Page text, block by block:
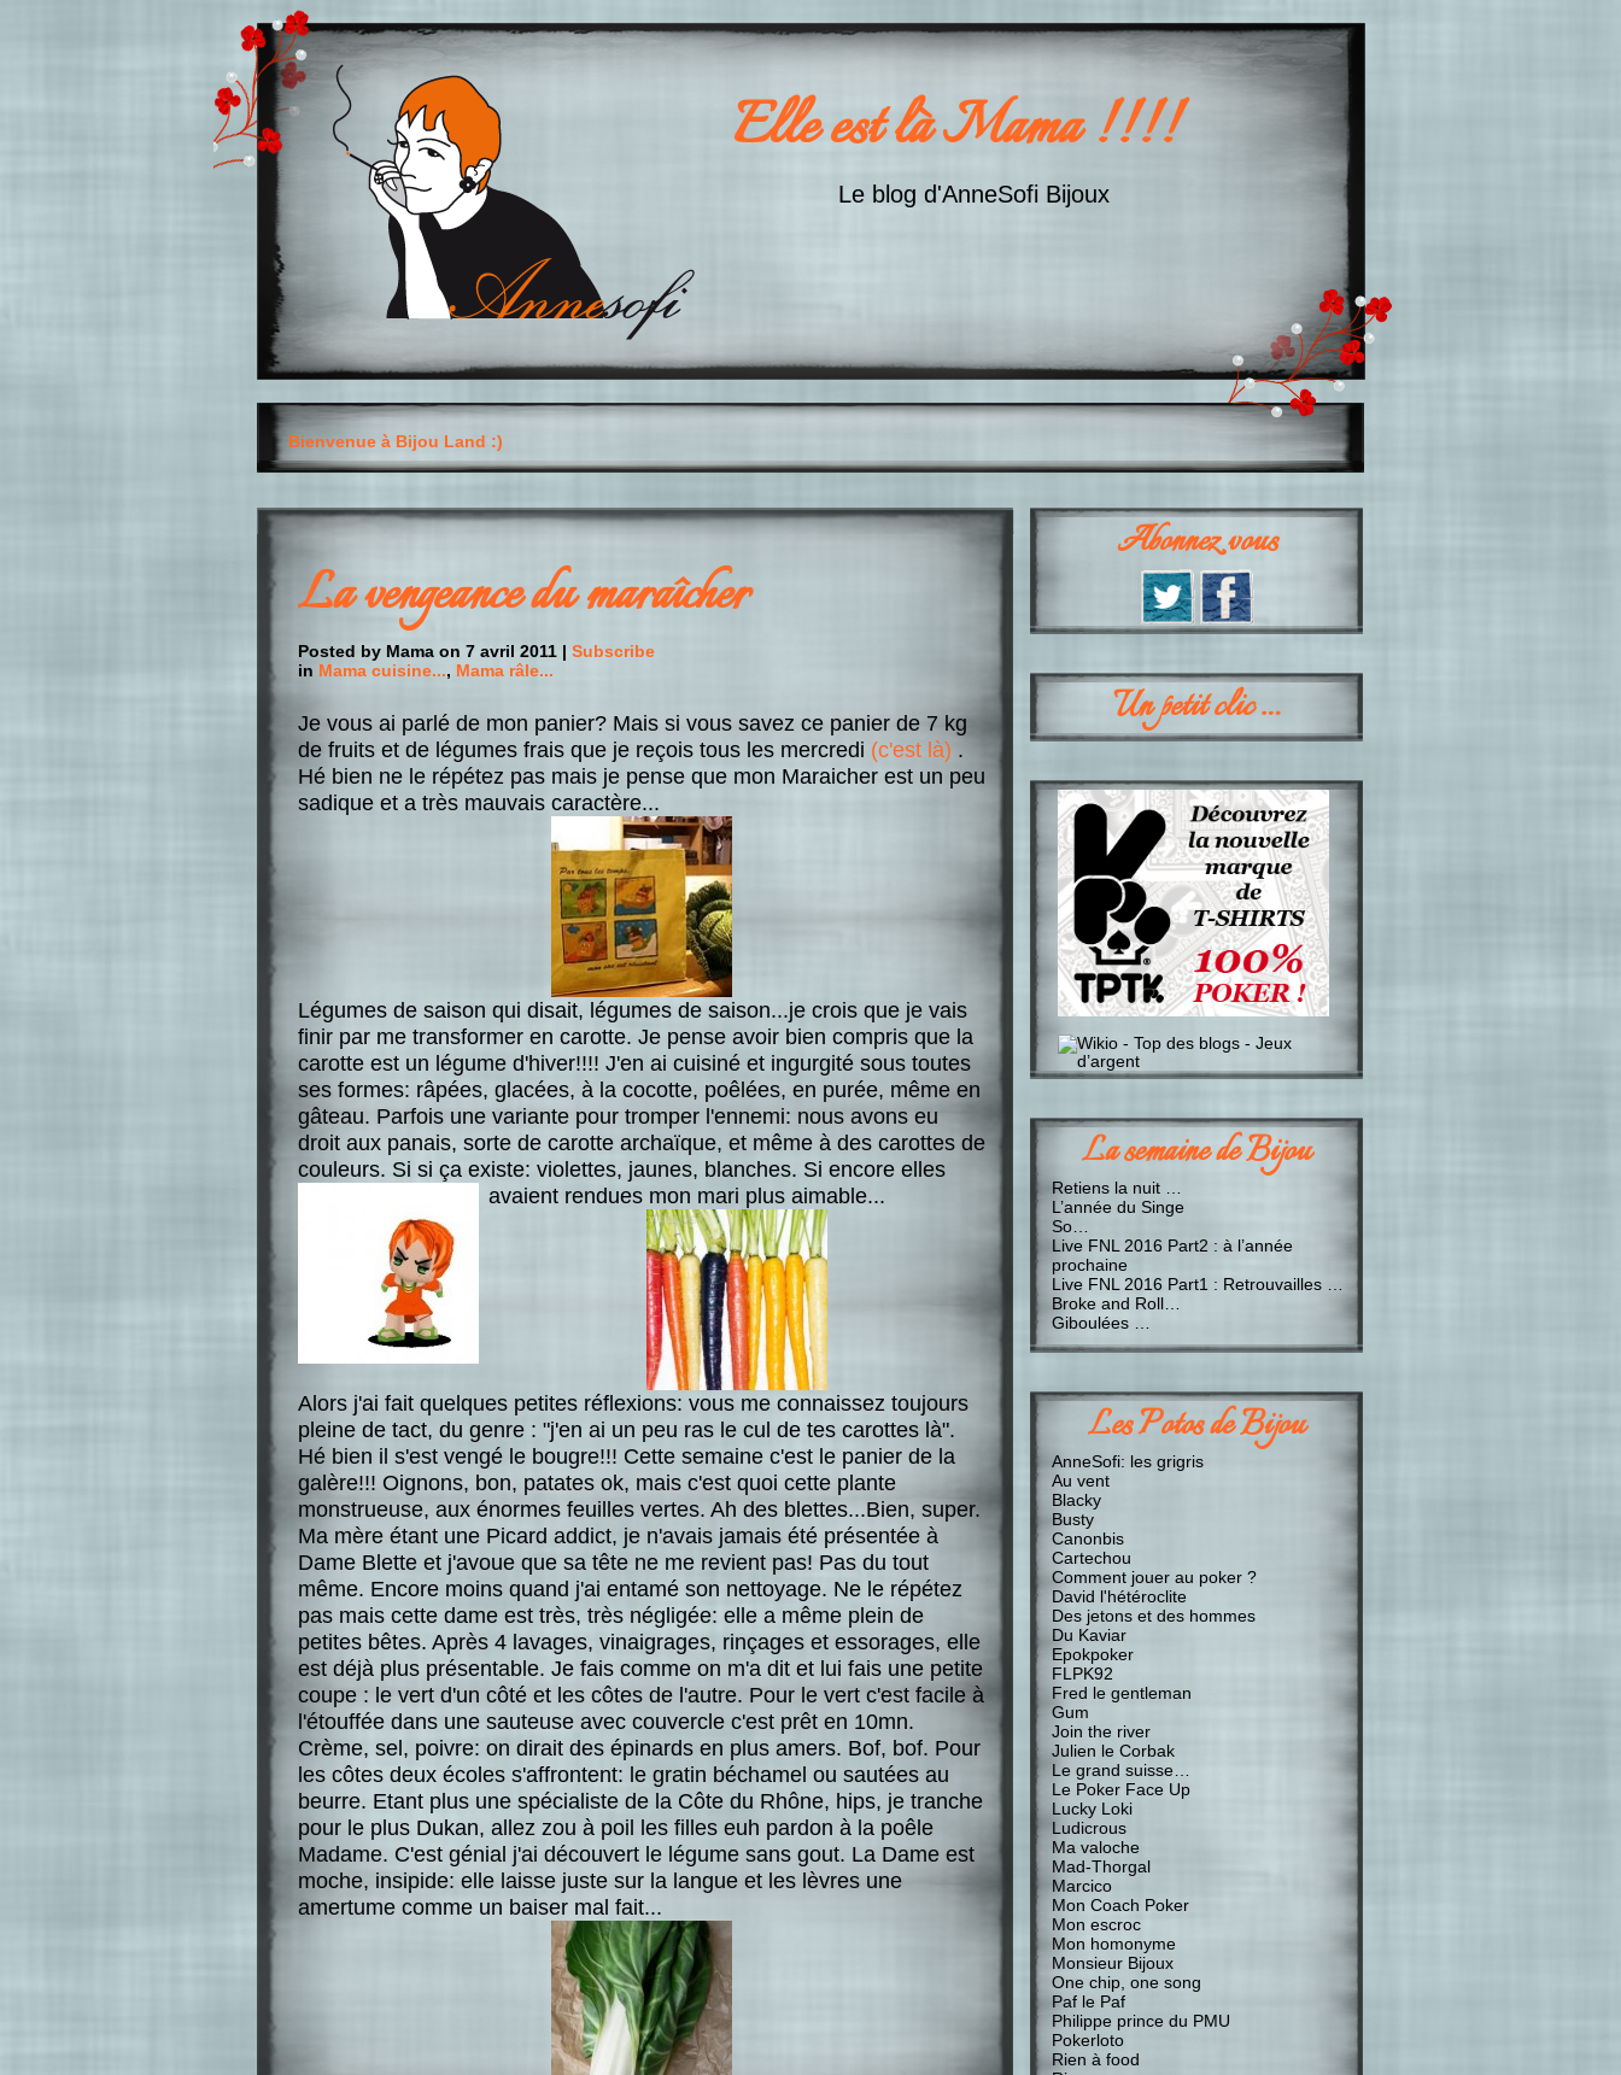
Elle est là Mama !!!!
Le blog d'AnneSofi Bijoux
Bienvenue à Bijou Land :)
La vengeance du maraîcher
Posted by Mama on 7 avril 2011 | Subscribe
in Mama cuisine..., Mama râle...
Je vous ai parlé de mon panier? Mais si vous savez ce panier de 7 kg
de fruits et de légumes frais que je reçois tous les mercredi (c'est là) .
Hé bien ne le répétez pas mais je pense que mon Maraicher est un peu
sadique et a très mauvais caractère...
Légumes de saison qui disait, légumes de saison...je crois que je vais
finir par me transformer en carotte. Je pense avoir bien compris que la
carotte est un légume d'hiver!!!! J'en ai cuisiné et ingurgité sous toutes
ses formes: râpées, glacées, à la cocotte, poêlées, en purée, même en
gâteau. Parfois une variante pour tromper l'ennemi: nous avons eu
droit aux panais, sorte de carotte archaïque, et même à des carottes de
couleurs. Si si ça existe: violettes, jaunes, blanches. Si encore elles
avaient rendues mon mari plus aimable...
Alors j'ai fait quelques petites réflexions: vous me connaissez toujours
pleine de tact, du genre : "j'en ai un peu ras le cul de tes carottes là".
Hé bien il s'est vengé le bougre!!! Cette semaine c'est le panier de la
galère!!! Oignons, bon, patates ok, mais c'est quoi cette plante
monstrueuse, aux énormes feuilles vertes. Ah des blettes...Bien, super.
Ma mère étant une Picard addict, je n'avais jamais été présentée à
Dame Blette et j'avoue que sa tête ne me revient pas! Pas du tout
même. Encore moins quand j'ai entamé son nettoyage. Ne le répétez
pas mais cette dame est très, très négligée: elle a même plein de
petites bêtes. Après 4 lavages, vinaigrages, rinçages et essorages, elle
est déjà plus présentable. Je fais comme on m'a dit et lui fais une petite
coupe : le vert d'un côté et les côtes de l'autre. Pour le vert c'est facile à
l'étouffée dans une sauteuse avec couvercle c'est prêt en 10mn.
Crème, sel, poivre: on dirait des épinards en plus amers. Bof, bof. Pour
les côtes deux écoles s'affrontent: le gratin béchamel ou sautées au
beurre. Etant plus une spécialiste de la Côte du Rhône, hips, je tranche
pour le plus Dukan, allez zou à poil les filles euh pardon à la poêle
Madame. C'est génial j'ai découvert le légume sans gout. La Dame est
moche, insipide: elle laisse juste sur la langue et les lèvres une
amertume comme un baiser mal fait...
Abonnez vous
Un petit clic …
La semaine de Bijou
Retiens la nuit …
L’année du Singe
So…
Live FNL 2016 Part2 : à l’année
prochaine
Live FNL 2016 Part1 : Retrouvailles …
Broke and Roll…
Giboulées …
Les Potos de Bijou
AnneSofi: les grigris
Au vent
Blacky
Busty
Canonbis
Cartechou
Comment jouer au poker ?
David l'hétéroclite
Des jetons et des hommes
Du Kaviar
Epokpoker
FLPK92
Fred le gentleman
Gum
Join the river
Julien le Corbak
Le grand suisse…
Le Poker Face Up
Lucky Loki
Ludicrous
Ma valoche
Mad-Thorgal
Marcico
Mon Coach Poker
Mon escroc
Mon homonyme
Monsieur Bijoux
One chip, one song
Paf le Paf
Philippe prince du PMU
Pokerloto
Rien à food